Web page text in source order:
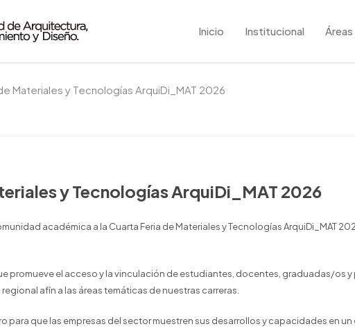
Inicio Institucional
Materiales y Tecnologías ArquiDi_MAT 2026
y Tecnologías ArquiDi_MAT 2026
académica a la Cuarta Feria de Materiales y Tecnologías ArquiDi_MAT
promueve el acceso y la vinculación de estudiantes, docentes, graduadas/os
afín a las áreas temáticas de nuestras carreras.
para que las empresas del sector muestren sus desarrollos y capacidades en